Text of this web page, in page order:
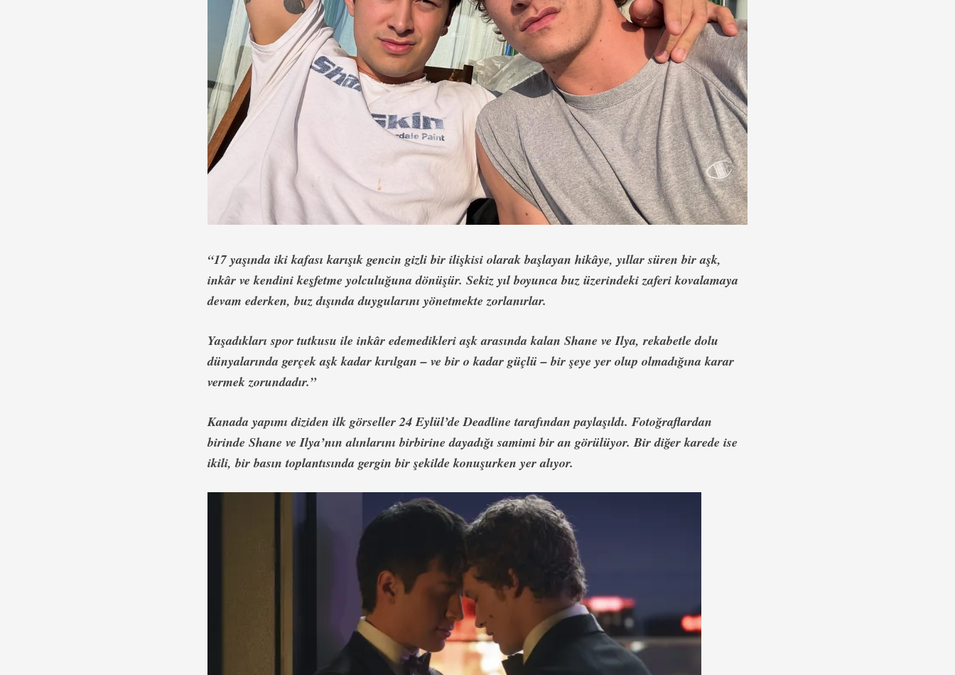
“17 yaşında iki kafası karışık gencin gizli bir ilişkisi olarak başlayan hikâye, yıllar süren bir aşk,
inkâr ve kendini keşfetme yolculuğuna dönüşür. Sekiz yıl boyunca buz üzerindeki zaferi kovalamaya
devam ederken, buz dışında duygularını yönetmekte zorlanırlar.
Yaşadıkları spor tutkusu ile inkâr edemedikleri aşk arasında kalan Shane ve Ilya, rekabetle dolu
dünyalarında gerçek aşk kadar kırılgan – ve bir o kadar güçlü – bir şeye yer olup olmadığına karar
vermek zorundadır.”
Kanada yapımı diziden ilk görseller 24 Eylül’deDeadline tarafından paylaşıldı. Fotoğraflardan
birinde Shane ve Ilya’nın alınlarını birbirine dayadığı samimi bir an görülüyor. Bir diğer karede ise
ikili, bir basın toplantısında gergin bir şekilde konuşurken yer alıyor.